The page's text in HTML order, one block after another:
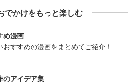
でかけをもっと楽しむ
め漫画
おすすめの漫画をまとめてご紹介！
のアイデア集